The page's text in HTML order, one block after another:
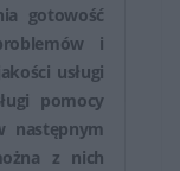
zapoznanie
wyboru, który
gotowość
i
usługi
pomocy
następnym
z nich